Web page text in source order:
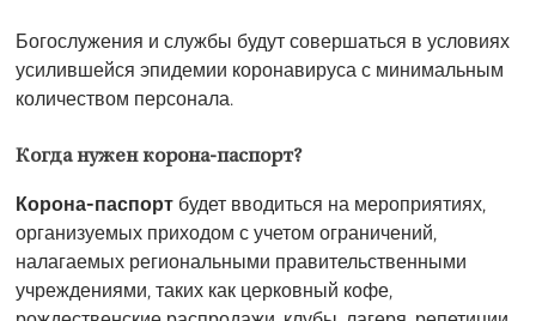
Богослужения и службы будут совершаться в условиях
усилившейся эпидемии коронавируса с минимальным
количеством персонала.
Когда нужен корона-паспорт?
Корона-паспорт будет вводиться на мероприятиях,
организуемых приходом с учетом ограничений,
налагаемых региональными правительственными
учреждениями, таких как церковный кофе,